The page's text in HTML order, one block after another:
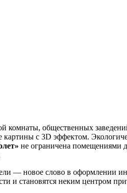
комнаты, общественных
с 3D эффектом.
не ограничена помещениями
— новое слово в оформлении
и становятся неким центром